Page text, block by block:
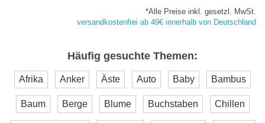
*Alle Preise inkl. gesetzl. MwSt.
versandkostenfrei ab 49€ innerhalb von Deutschland
Häufig gesuchte Themen:
Afrika Anker Äste Auto Baby Bambus
Baum Berge Blume Buchstaben Chillen